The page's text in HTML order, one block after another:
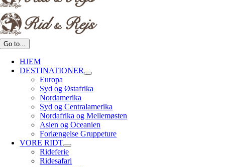
Go to...
HJEM
DESTINATIONER
Europa
Syd og Østafrika
Nordamerika
Syd og Centralamerika
Nordafrika og Mellemøsten
Asien og Oceanien
Forlængelse Gruppeture
VORE RIDT
Rideferie
Ridesafari